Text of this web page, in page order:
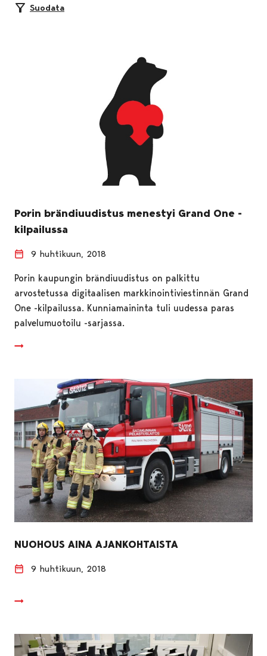
Suodata
Porin brändiuudistus menestyi Grand One -
kilpailussa
9 huhtikuun, 2018
Porin kaupungin brändiuudistus on palkittu
arvostetussa digitaalisen markkinointiviestinnän Grand
One -kilpailussa. Kunniamaininta tuli uudessa paras
palvelumuotoilu -sarjassa.
NUOHOUS AINA AJANKOHTAISTA
9 huhtikuun, 2018